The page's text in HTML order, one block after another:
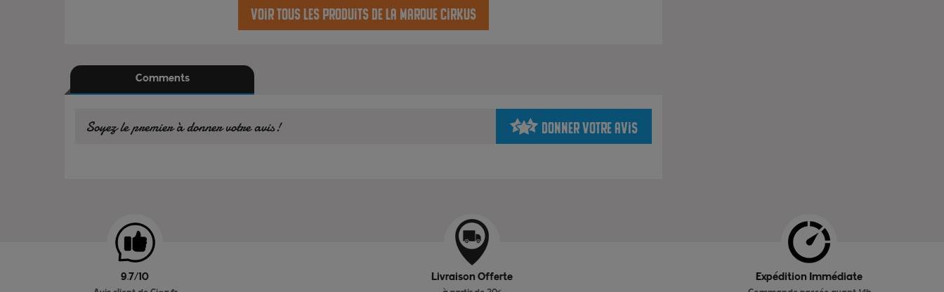
Voir tous les produits de la marque Cirkus
Comments
Soyez le premier à donner votre avis! Donner votre avis
9.7/10 Livraison Offerte Expédition Immédiate